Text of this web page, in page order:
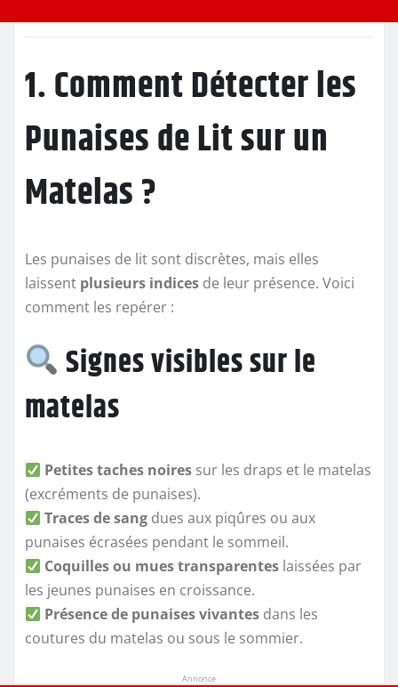
1. Comment Détecter les
Punaises de Lit sur un
Matelas ?
Les punaises de lit sont discrètes, mais elles
laissent plusieurs indices de leur présence. Voici
comment les repérer :
Signes visibles sur le
matelas
Petites taches noires sur les draps et le matelas
(excréments de punaises).
Traces de sang dues aux piqûres ou aux
punaises écrasées pendant le sommeil.
Coquilles ou mues transparentes laissées par
les jeunes punaises en croissance.
Présence de punaises vivantes dans les
coutures du matelas ou sous le sommier.
Annonce